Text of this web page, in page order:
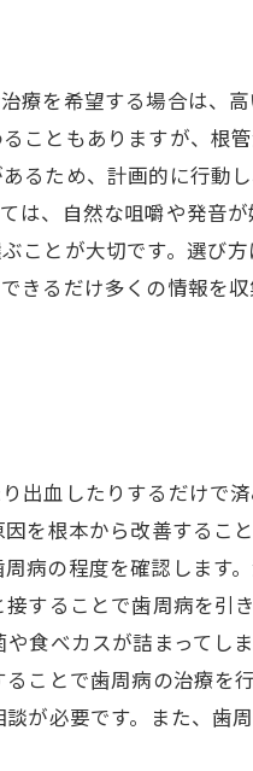
療を希望する場合は、
こともありますが、根
るため、計画的に行動
は、自然な咀嚼や発音
ことが大切です。選び
きるだけ多くの情報を
出血したりするだけで
を根本から改善するこ
病の程度を確認します
することで歯周病を引
食べカスが詰まってし
ことで歯周病の治療を
が必要です。また、歯